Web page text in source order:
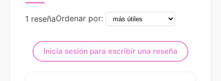
1 reseñaOrdenar por:
Inicia sesión para escribir una reseña